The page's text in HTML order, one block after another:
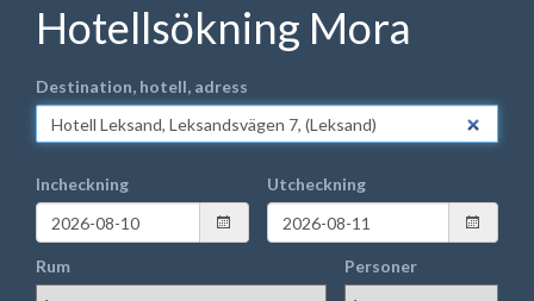
Hotellsökning Mora
Destination, hotell, adress
Incheckning Utcheckning
Rum Personer